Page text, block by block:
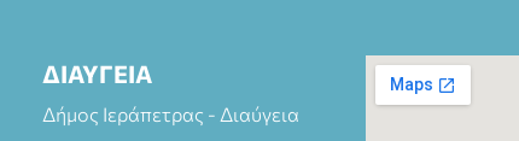
ΔΙΑΥΓΕΙΑ
Δήμος Ιεράπετρας - Διαύγεια